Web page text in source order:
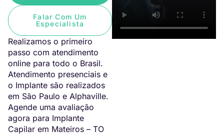
Falar Com Um
Especialista
Realizamos o primeiro
passo com atendimento
online para todo o Brasil.
Atendimento presenciais e
o Implante são realizados
em São Paulo e Alphaville.
Agende uma avaliação
agora para Implante
Capilar em Mateiros – TO